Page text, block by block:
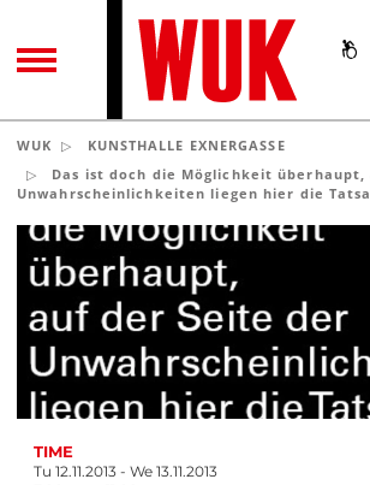
TOGGLE
WUK
KUNSTHALLE EXNERGASSE
Das ist doch die Möglichkeit
Unwahrscheinlichkeiten liegen hier die
TIME
Tu 12.11.2013 - We 13.11.2013